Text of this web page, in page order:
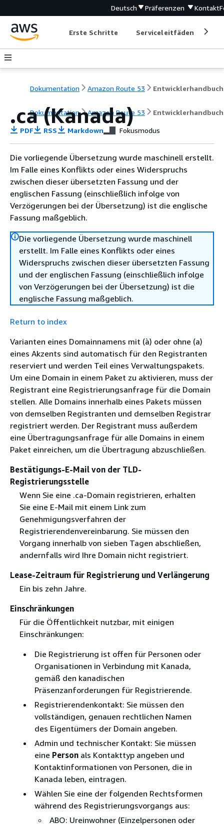
Deutsch Präferenzen Kontakt
Erste Schritte Serviceleitfäden
Dokumentation Amazon Route 53 Entwicklerhandbuch
Dokumentation Amazon Route 53 Entwicklerhandbuch
.ca (Kanada)
PDF RSS Markdown Fokusmodus
Die vorliegende Übersetzung wurde maschinell erstellt.
Im Falle eines Konflikts oder eines Widerspruchs
zwischen dieser übersetzten Fassung und der
englischen Fassung (einschließlich infolge von
Verzögerungen bei der Übersetzung) ist die englische
Fassung maßgeblich.
Die vorliegende Übersetzung wurde maschinell
erstellt. Im Falle eines Konflikts oder eines
Widerspruchs zwischen dieser übersetzten Fassung
und der englischen Fassung (einschließlich infolge
von Verzögerungen bei der Übersetzung) ist die
englische Fassung maßgeblich.
Return to index
Varianten eines Domainnamens mit (à) oder ohne (a)
eines Akzents sind automatisch für den Registranten
reserviert und werden Teil eines Verwaltungspakets.
Um eine Domain in einem Paket zu aktivieren, muss der
Registrant eine Registrierungsanfrage für die Domain
stellen. Alle Domains innerhalb eines Pakets müssen
von demselben Registranten und demselben Registrar
registriert werden. Der Registrant muss außerdem
eine Übertragungsanfrage für alle Domains in einem
Paket einreichen, um die Übertragung abzuschließen.
Bestätigungs-E-Mail von der TLD-
Registrierungsstelle
Wenn Sie eine .ca-Domain registrieren, erhalten
Sie eine E-Mail mit einem Link zum
Genehmigungsverfahren der
Registrierendenvereinbarung. Sie müssen den
Vorgang innerhalb von sieben Tagen abschließen,
andernfalls wird Ihre Domain nicht registriert.
Lease-Zeitraum für Registrierung und Verlängerung
Ein bis zehn Jahre.
Einschränkungen
Für die Öffentlichkeit nutzbar, mit einigen
Einschränkungen:
Die Registrierung ist offen für Personen oder
Organisationen in Verbindung mit Kanada,
gemäß den kanadischen
Präsenzanforderungen für Registrierende.
Registrierendenkontakt: Sie müssen den
vollständigen, genauen rechtlichen Namen
des Eigentümers der Domain angeben.
Admin und technischer Kontakt: Sie müssen
eine Personals Kontakttyp angeben und
Kontaktinformationen von Personen, die in
Kanada leben, eintragen.
Wählen Sie eine der folgenden Rechtsformen
während des Registrierungsvorgangs aus:
ABO: Ureinwohner (Einzelpersonen oder